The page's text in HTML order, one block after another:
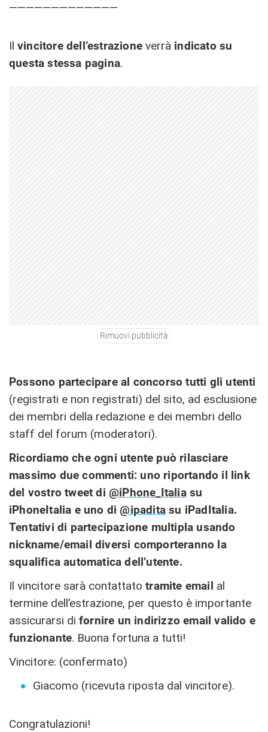
—————————————
Il vincitore dell’estrazione verrà indicato su
questa stessa pagina.
Rimuovi pubblicità
Possono partecipare al concorso tutti gli utenti
(registrati e non registrati) del sito, ad esclusione
dei membri della redazione e dei membri dello
staff del forum (moderatori).
Ricordiamo che ogni utente può rilasciare
massimo due commenti: uno riportando il link
del vostro tweet di @iPhone_Italiasu
iPhoneItalia e uno di@ipadita su iPadItalia.
Tentativi di partecipazione multipla usando
nickname/email diversi comporteranno la
squalifica automatica dell’utente.
Il vincitore sarà contattato tramite email al
termine dell’estrazione, per questo è importante
assicurarsi di fornire un indirizzo email valido e
funzionante. Buona fortuna a tutti!
Vincitore: (confermato)
Giacomo (ricevuta riposta dal vincitore).
Congratulazioni!